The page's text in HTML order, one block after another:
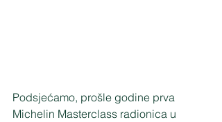
Podsjećamo, prošle godine prva
Michelin Masterclass radionica u